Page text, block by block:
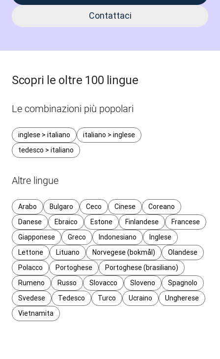
Contattaci
Scopri le oltre 100 lingue
Le combinazioni più popolari
inglese > italiano
italiano > inglese
tedesco > italiano
Altre lingue
Arabo Bulgaro Ceco Cinese
Coreano
Danese
Ebraico Estone Finlandese
Francese
Giapponese
Greco Indonesiano
Inglese
Lettone
Lituano Norvegese (bokmål)
Olandese
Polacco
Portoghese
Portoghese (brasiliano)
Rumeno
Russo Slovacco Sloveno
Spagnolo
Svedese
Tedesco Turco Ucraino
Ungherese
Vietnamita